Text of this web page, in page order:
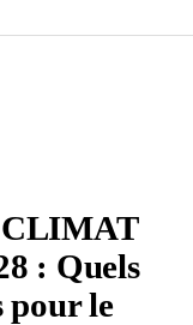
: Quels
pour le